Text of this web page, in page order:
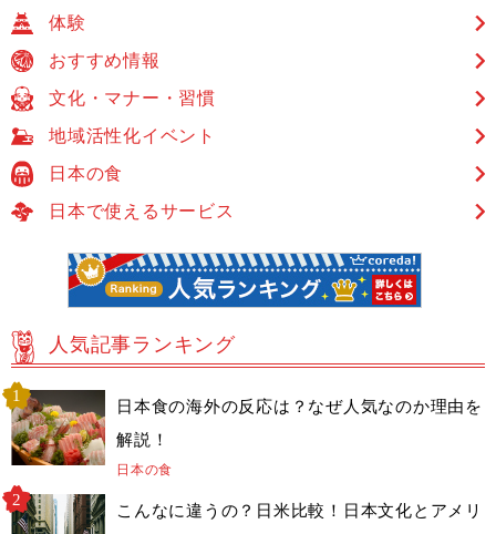
体験
おすすめ情報
文化・マナー・習慣
地域活性化イベント
日本の食
日本で使えるサービス
人気記事ランキング
日本食の海外の反応は？なぜ人気なのか理由を
解説！
日本の食
こんなに違うの？日米比較！日本文化とアメリ